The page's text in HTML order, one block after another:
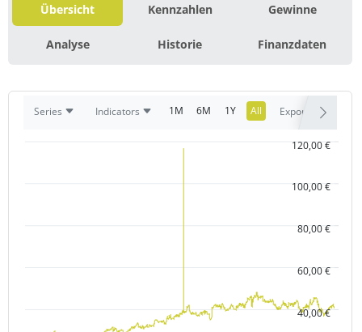
Übersicht Kennzahlen Gewinne
Analyse Historie Finanzdaten
Series Indicators 1M 6M 1Y All Export
40,00 €
60,00 €
80,00 €
100,00 €
120,00 €